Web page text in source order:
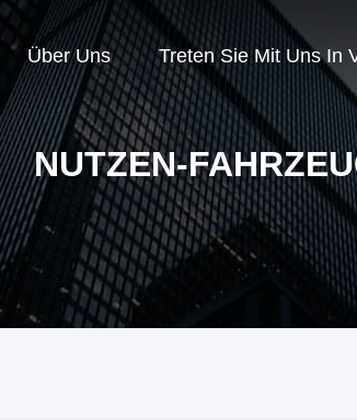
Über Uns Treten Sie Mit Uns In
NUTZEN-